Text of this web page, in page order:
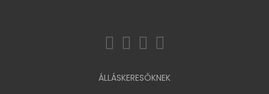
ÁLLÁSKERESŐKNEK